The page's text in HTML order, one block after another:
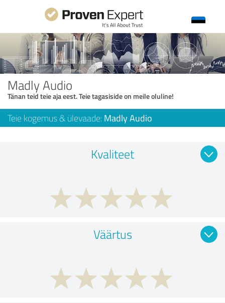
Madly Audio
Tänan teid teie aja eest. Teie tagasiside on meile oluline!
Teie kogemus & ülevaade: Madly Audio
Kvaliteet
Väärtus